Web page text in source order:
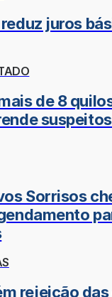
juros
de 8
Sorrisos
rejeição